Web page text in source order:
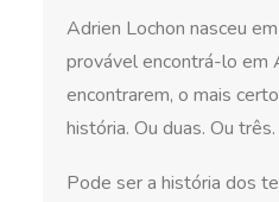
Adrien Lochon nasceu
provável encontrá-lo em
encontrarem, o mais
história. Ou duas. Ou três.
Pode ser a história dos